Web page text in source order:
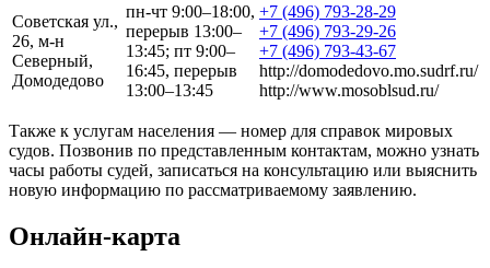
Советская ул.,
26, м-н
Северный,
Домодедово
пн-чт 9:00–18:00,
перерыв 13:00–
13:45; пт 9:00–
16:45, перерыв
13:00–13:45
+7 (496) 793-28-29
+7 (496) 793-29-26
+7 (496) 793-43-67
http://domodedovo.mo.sudrf.ru/
http://www.mosoblsud.ru/
Также к услугам населения — номер для справок мировых
судов. Позвонив по представленным контактам, можно узнать
часы работы судей, записаться на консультацию или выяснить
новую информацию по рассматриваемому заявлению.
Онлайн-карта